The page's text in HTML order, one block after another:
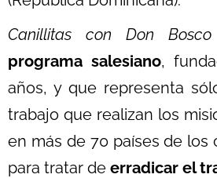
Canillitas con Don Bosco
programa salesiano,
años, y que representa
trabajo que realizan los
en más de 70 países de los
para tratar de erradicar el